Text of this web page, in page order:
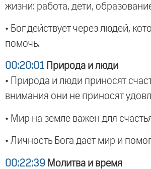
жизни: работа, дети,
• Бог действует через людей,
помочь.
00:20:01 Природа и люди
• Природа и люди приносят
внимания они не приносят
• Мир на земле важен для
• Личность Бога дает мир и
00:22:39 Молитва и время